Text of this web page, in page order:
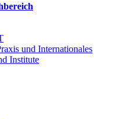
und Internationales
Institute